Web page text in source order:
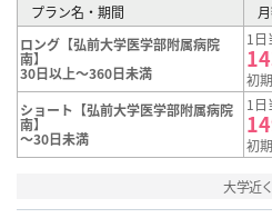
プラン名・期間
ロング【弘前大学医学部附属病院
南】
30日以上～360日未満
1日
初
ショート【弘前大学医学部附属病院
南】
～30日未満
1日
初
大学近く